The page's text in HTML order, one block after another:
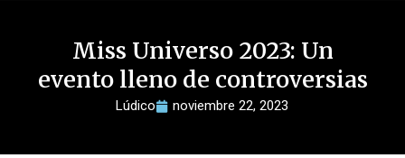
Miss Universo 2023: Un
evento lleno de controversias
Lúdico noviembre 22, 2023